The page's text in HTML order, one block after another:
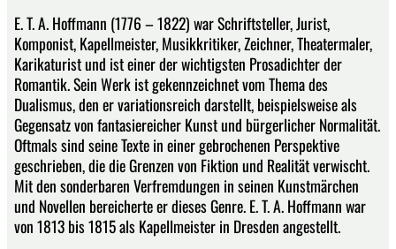
E. T. A. Hoffmann (1776 – 1822) war Schriftsteller, Jurist,
Komponist, Kapellmeister, Musikkritiker, Zeichner, Theatermaler,
Karikaturist und ist einer der wichtigsten Prosadichter der
Romantik. Sein Werk ist gekennzeichnet vom Thema des
Dualismus, den er variationsreich darstellt, beispielsweise als
Gegensatz von fantasiereicher Kunst und bürgerlicher Normalität.
Oftmals sind seine Texte in einer gebrochenen Perspektive
geschrieben, die die Grenzen von Fiktion und Realität verwischt.
Mit den sonderbaren Verfremdungen in seinen Kunstmärchen
und Novellen bereicherte er dieses Genre. E. T. A. Hoffmann war
von 1813 bis 1815 als Kapellmeister in Dresden angestellt.